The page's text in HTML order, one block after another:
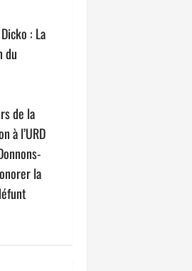
: La
du
de la
à l’URD
la